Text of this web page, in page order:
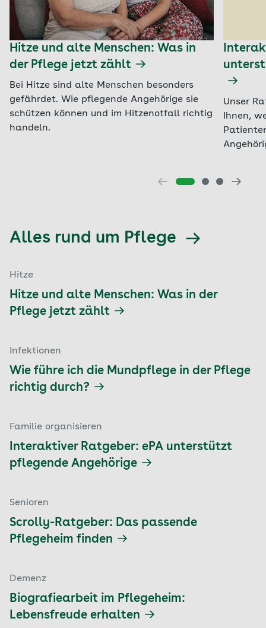
Hitze und alte Menschen: Was in
der Pflege jetzt zählt
Bei Hitze sind alte Menschen besonders
gefährdet. Wie pflegende Angehörige sie
schützen können und im Hitzenotfall richtig
handeln.
Unser
Ihnen,
Alles rund um Pflege
Hitze
Hitze und alte Menschen: Was in der
Pflege jetzt zählt
Infektionen
Wie führe ich die Mundpflege in der Pflege
richtig durch?
Familie organisieren
Interaktiver Ratgeber: ePA unterstützt
pflegende Angehörige
Senioren
Scrolly-Ratgeber: Das passende
Pflegeheim finden
Demenz
Biografiearbeit im Pflegeheim:
Lebensfreude erhalten